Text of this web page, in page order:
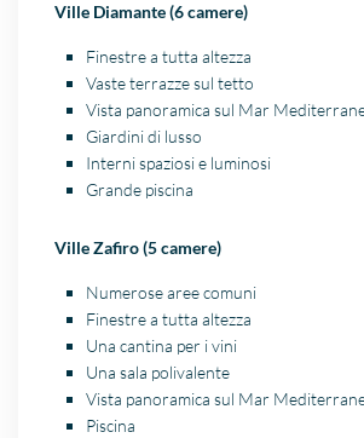
Ville Diamante (6 camere)
Finestre a tutta altezza
Vaste terrazze sul tetto
Vista panoramica sul Mar
Giardini di lusso
Interni spaziosi e luminosi
Grande piscina
Ville Zafiro (5 camere)
Numerose aree comuni
Finestre a tutta altezza
Una cantina per i vini
Una sala polivalente
Vista panoramica sul Mar
Piscina